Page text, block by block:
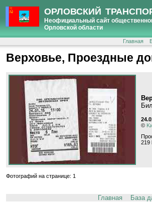
ОРЛОВСКИЙ
Неофициальный сайт
Орловской области
Главная
Верховье, Проездные
©
219
Фотографий на странице: 1
Главная База